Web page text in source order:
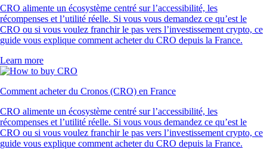
CRO alimente un écosystème centré sur l’accessibilité, les
récompenses et l’utilité réelle. Si vous vous demandez ce qu’est le
CRO ou si vous voulez franchir le pas vers l’investissement crypto, ce
guide vous explique comment acheter du CRO depuis la France.
Learn more
Comment acheter du Cronos (CRO) en France
CRO alimente un écosystème centré sur l’accessibilité, les
récompenses et l’utilité réelle. Si vous vous demandez ce qu’est le
CRO ou si vous voulez franchir le pas vers l’investissement crypto, ce
guide vous explique comment acheter du CRO depuis la France.